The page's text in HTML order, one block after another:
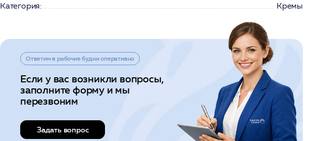
Категория:
Кремы
Ответим в рабочие будни оперативно
Если у вас возникли вопросы,
заполните форму и мы
перезвоним
Задать вопрос